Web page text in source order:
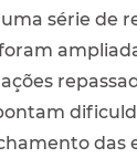
série de
das